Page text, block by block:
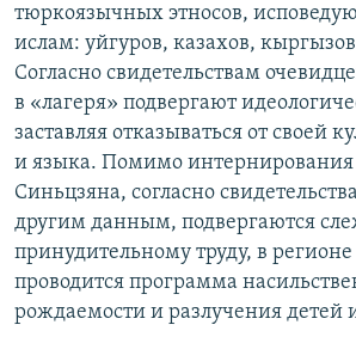
тюркоязычных этносов,
ислам: уйгуров, казахов,
Согласно свидетельствам
в «лагеря» подвергают
заставляя отказываться от своей
и языка. Помимо интернирования
Синьцзяна, согласно
другим данным, подвергаются
принудительному труду, в
проводится программа
рождаемости и разлучения детей